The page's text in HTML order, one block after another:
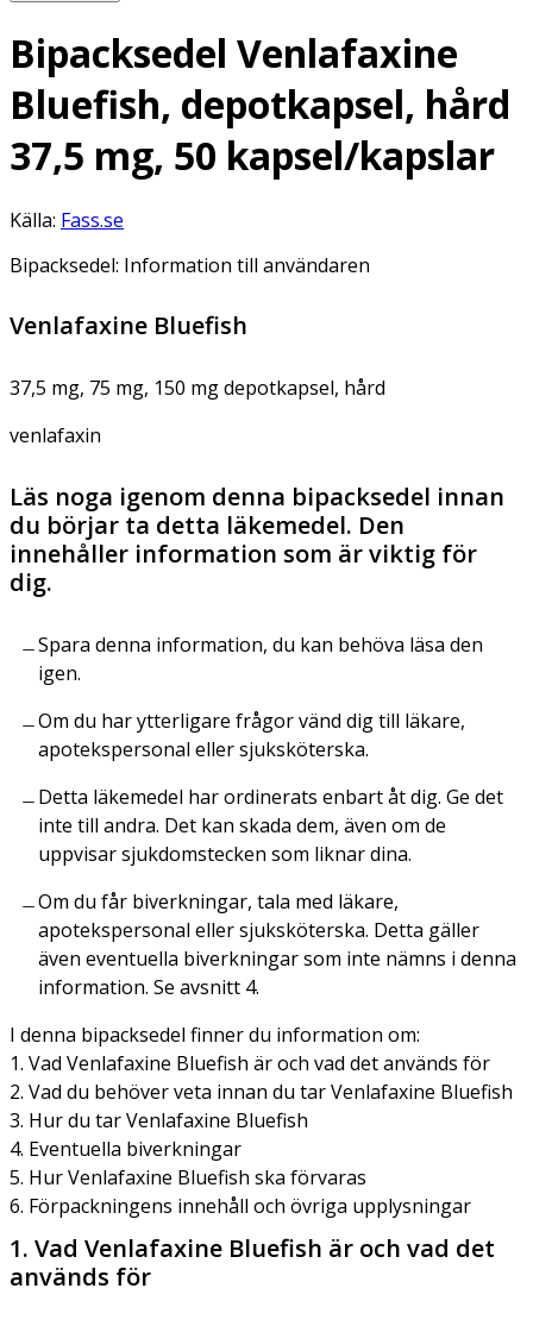
Bipacksedel Venlafaxine
Bluefish, depotkapsel, hård
37,5 mg, 50 kapsel/kapslar
Källa: Fass.se
Bipacksedel: Information till användaren
Venlafaxine Bluefish
37,5 mg, 75 mg, 150 mg depotkapsel, hård
venlafaxin
Läs noga igenom denna bipacksedel innan
du börjar ta detta läkemedel. Den
innehåller information som är viktig för
dig.
Spara denna information, du kan behöva läsa den
igen.
Om du har ytterligare frågor vänd dig till läkare,
apotekspersonal eller sjuksköterska.
Detta läkemedel har ordinerats enbart åt dig. Ge det
inte till andra. Det kan skada dem, även om de
uppvisar sjukdomstecken som liknar dina.
Om du får biverkningar, tala med läkare,
apotekspersonal eller sjuksköterska. Detta gäller
även eventuella biverkningar som inte nämns i denna
information. Se avsnitt 4.
I denna bipacksedel finner du information om:
1. Vad Venlafaxine Bluefish är och vad det används för
2. Vad du behöver veta innan du tar Venlafaxine Bluefish
3. Hur du tar Venlafaxine Bluefish
4. Eventuella biverkningar
5. Hur Venlafaxine Bluefish ska förvaras
6. Förpackningens innehåll och övriga upplysningar
1. Vad Venlafaxine Bluefish är och vad det
används för